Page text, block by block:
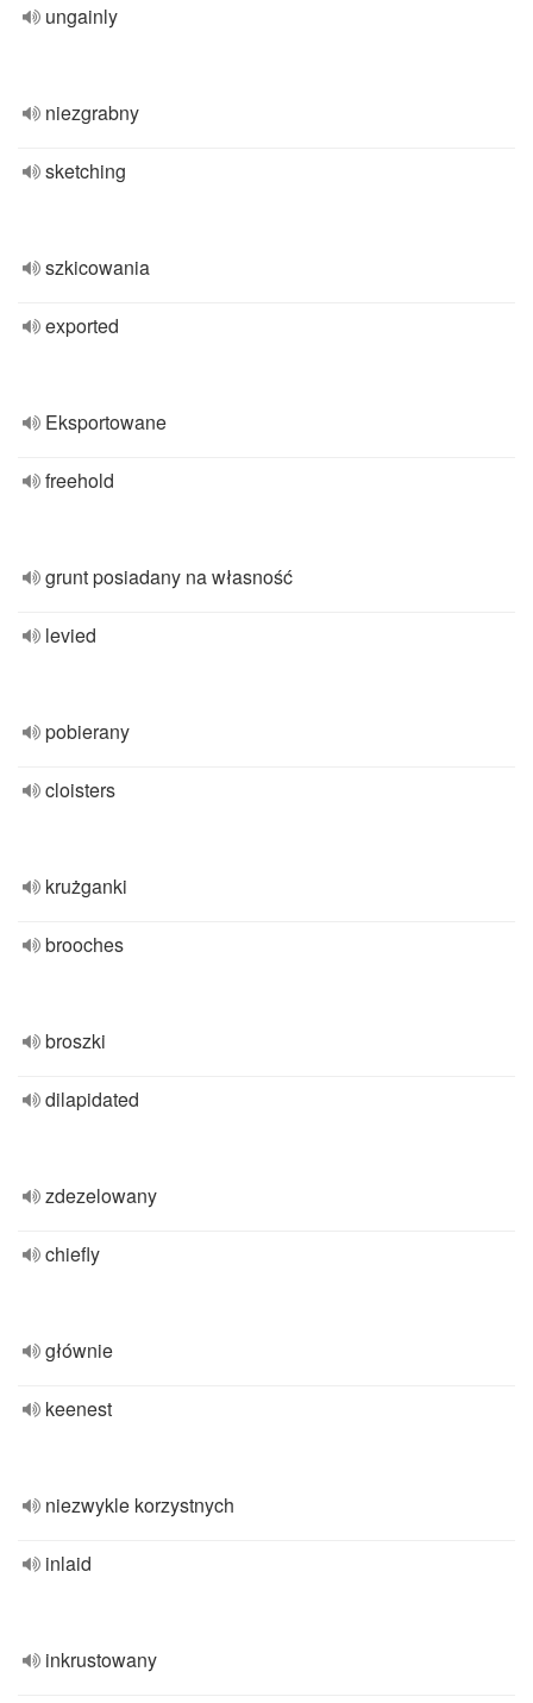
ungainly
niezgrabny
sketching
szkicowania
exported
Eksportowane
freehold
grunt posiadany na własność
levied
pobierany
cloisters
krużganki
brooches
broszki
dilapidated
zdezelowany
chiefly
głównie
keenest
niezwykle korzystnych
inlaid
inkrustowany